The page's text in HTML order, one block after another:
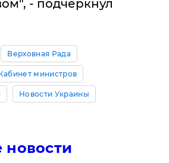
- подчеркнул
Верховная Рада
министров
Новости Украины
новости